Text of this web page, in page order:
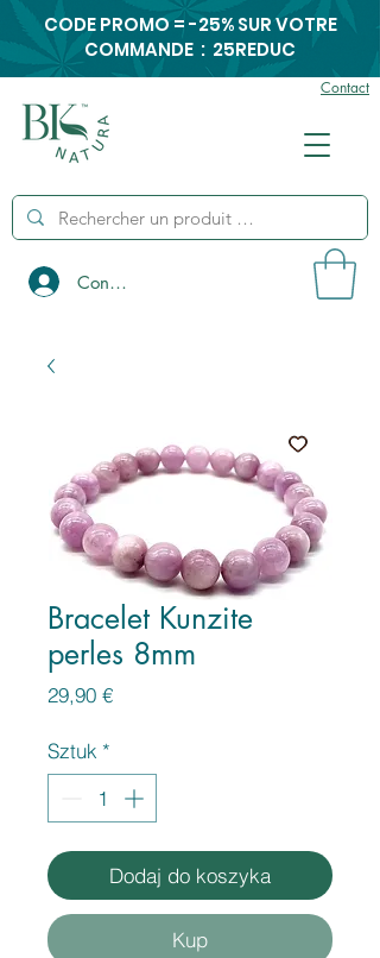
Contact
Connexion
CODE PROMO = -25% SUR VOTRE
COMMANDE : 25REDUC
Bracelet Kunzite
perles 8mm
29,90 €Cena
Sztuk *
Dodaj do koszyka
Kup